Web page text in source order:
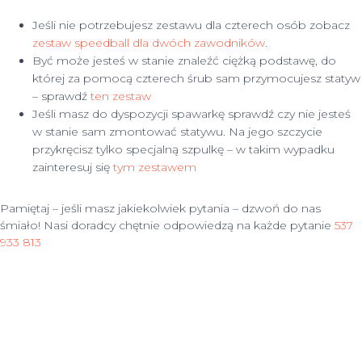
Jeśli nie potrzebujesz zestawu dla czterech osób zobacz
zestaw speedball dla dwóch zawodników
Być może jesteś w stanie znaleźć ciężką podstawę, do
której za pomocą czterech śrub sam przymocujesz statyw
– sprawdźten zestaw
Jeśli masz do dyspozycji spawarkę sprawdź czy nie jesteś
w stanie sam zmontować statywu. Na jego szczycie
przykręcisz tylko specjalną szpulkę – w takim wypadku
zainteresuj siętym zestawem
Pamiętaj – jeśli masz jakiekolwiek pytania – dzwoń do nas
śmiało! Nasi doradcy chętnie odpowiedzą na każde pytanie 537
933 813